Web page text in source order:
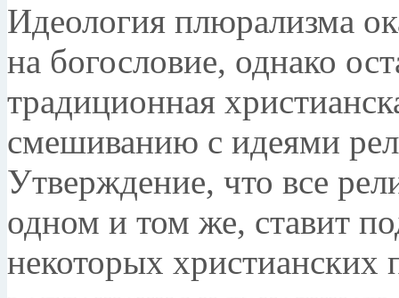
Идеология плюрализма
на богословие, однако
традиционная
смешиванию с идеями
Утверждение, что все
одном и том же, ставит
некоторых христианских